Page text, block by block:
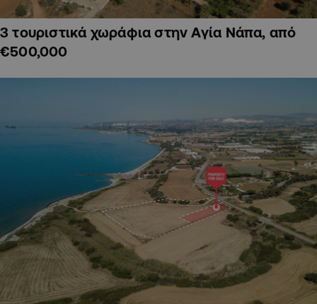
3 τουριστικά χωράφια στην Αγία Νάπα, από
€500,000